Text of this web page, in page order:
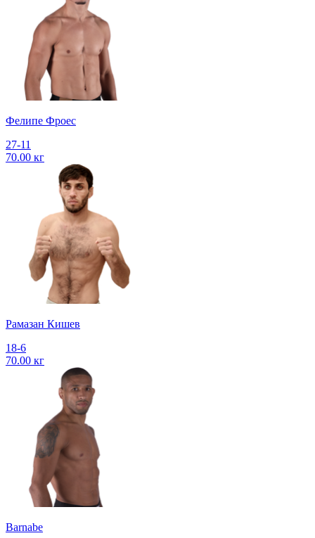
Фелипе Фроес
27-11
70.00 кг
Рамазан Кишев
18-6
70.00 кг
Barnabe